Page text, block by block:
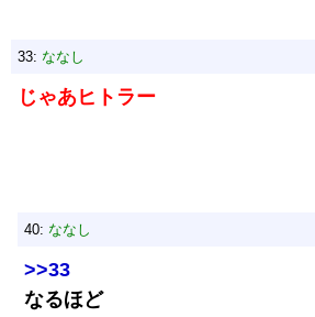
33: ななし
じゃあヒトラー
40: ななし
>>33
なるほど